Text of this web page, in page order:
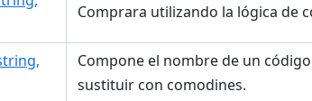
Comprara utilizando la lógica de
Compone el nombre de un
sustituir con comodines.